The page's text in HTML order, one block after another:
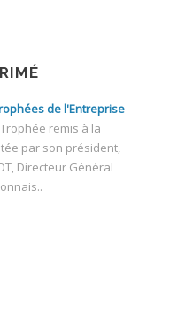
de l'Entreprise
remis à la
par son président,
Directeur Général